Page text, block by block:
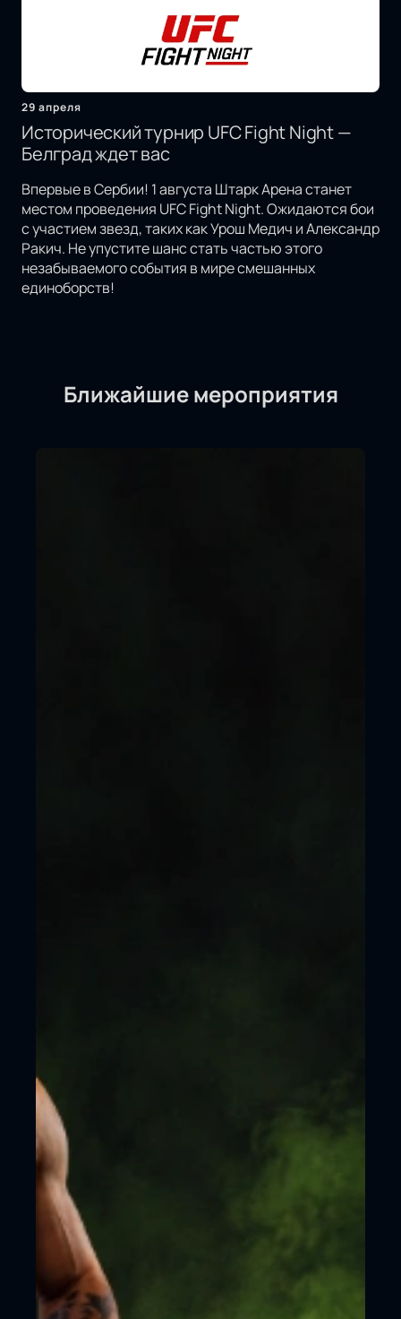
29 апреля
Исторический турнир UFC Fight Night —
Белград ждет вас
Впервые в Сербии! 1 августа Штарк Арена станет
местом проведения UFC Fight Night. Ожидаются бои
с участием звезд, таких как Урош Медич и Александр
Ракич. Не упустите шанс стать частью этого
незабываемого события в мире смешанных
единоборств!
Ближайшие мероприятия